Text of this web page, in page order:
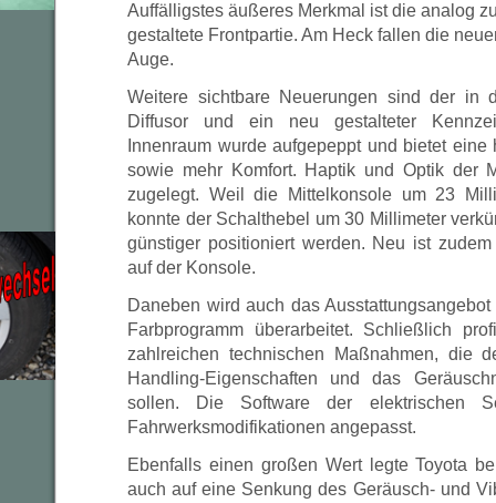
Auffälligstes äußeres Merkmal ist die analog
gestaltete Frontpartie. Am Heck fallen die
Auge.
Weitere sichtbare Neuerungen sind der in
Diffusor und ein neu gestalteter
Innenraum wurde aufgepeppt und bietet eine
sowie mehr Komfort. Haptik und Optik der
zugelegt. Weil die Mittelkonsole um 23
konnte der Schalthebel um 30 Millimeter
günstiger positioniert werden. Neu ist
auf der Konsole.
Daneben wird auch das
Farbprogramm überarbeitet. Schließlich
zahlreichen technischen Maßnahmen, die
Handling-Eigenschaften und das
sollen. Die Software der elektrischen
Fahrwerksmodifikationen angepasst.
Ebenfalls einen großen Wert legte Toyota
auch auf eine Senkung des Geräusch- und